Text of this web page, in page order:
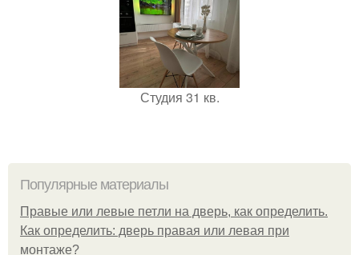
Студия 31 кв.
Популярные материалы
Правые или левые петли на дверь, как определить.
Как определить: дверь правая или левая при
монтаже?